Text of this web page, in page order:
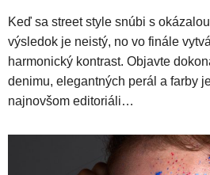
Keď sa street style snúbi s
výsledok je neistý, no vo finále
harmonický kontrast. Objavte
denimu, elegantných perál a farby
najnovšom editoriáli…